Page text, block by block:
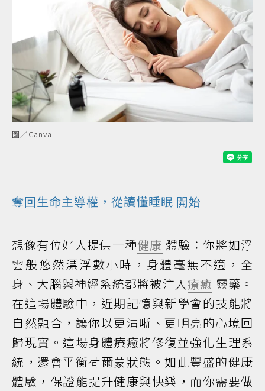
圖／Canva
奪回生命主導權，從讀懂睡眠 開始
想像有位好人提供一種健康 體驗：你將如浮
雲般悠然漂浮數小時，身體毫無不適，全
身、大腦與神經系統都將被注入療癒 靈藥。
在這場體驗中，近期記憶與新學會的技能將
自然融合，讓你以更清晰、更明亮的心境回
歸現實。這場身體療癒將修復並強化生理系
統，還會平衡荷爾蒙狀態。如此豐盛的健康
體驗，保證能提升健康與快樂，而你需要做